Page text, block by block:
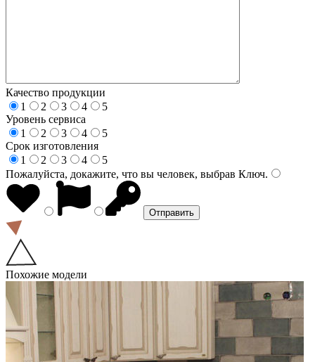
Качество продукции
1
2 3 4
5
Уровень сервиса
1
2 3 4
5
Срок изготовления
1
2 3 4
5
Пожалуйста, докажите, что вы человек, выбрав Ключ.
Похожие модели